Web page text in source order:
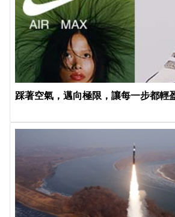
踩著空氣，邁向極限，讓每一步都輕